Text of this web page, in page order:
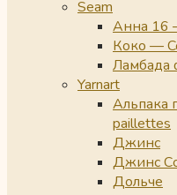
Seam
Анна 16
Коко —
Ламбада
Yarnart
Альпака
paillettes
Джинс
Джинс
Дольче